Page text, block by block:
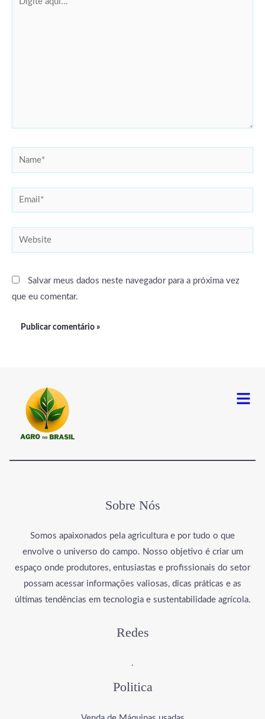
Name*
Email*
Website
Salvar meus dados neste navegador para a próxima vez
que eu comentar.
Menu
Sobre Nós
Somos apaixonados pela agricultura e por tudo o que
envolve o universo do campo. Nosso objetivo é criar um
espaço onde produtores, entusiastas e profissionais do setor
possam acessar informações valiosas, dicas práticas e as
últimas tendências em tecnologia e sustentabilidade agrícola.
Redes
.
Politica